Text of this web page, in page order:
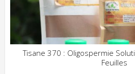
Tisane 370 : Oligospermie
Feuilles